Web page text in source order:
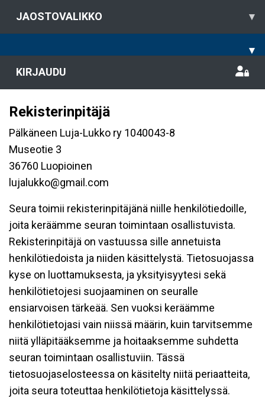
JAOSTOVALIKKO ▾
▾
KIRJAUDU
Rekisterinpitäjä
Pälkäneen Luja-Lukko ry 1040043-8
Museotie 3
36760 Luopioinen
lujalukko@gmail.com
Seura toimii rekisterinpitäjänä niille henkilötiedoille,
joita keräämme seuran toimintaan osallistuvista.
Rekisterinpitäjä on vastuussa sille annetuista
henkilötiedoista ja niiden käsittelystä. Tietosuojassa
kyse on luottamuksesta, ja yksityisyytesi sekä
henkilötietojesi suojaaminen on seuralle
ensiarvoisen tärkeää. Sen vuoksi keräämme
henkilötietojasi vain niissä määrin, kuin tarvitsemme
niitä ylläpitääksemme ja hoitaaksemme suhdetta
seuran toimintaan osallistuviin. Tässä
tietosuojaselosteessa on käsitelty niitä periaatteita,
joita seura toteuttaa henkilötietoja käsittelyssä.